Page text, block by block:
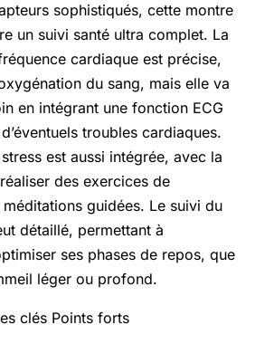
sophistiqués, cette montre
un suivi santé ultra complet. La
cardiaque est précise,
du sang, mais elle va
en intégrant une fonction ECG
troubles cardiaques.
est aussi intégrée, avec la
des exercices de
guidées. Le suivi du
détaillé, permettant à
ses phases de repos, que
léger ou profond.
clés Points forts